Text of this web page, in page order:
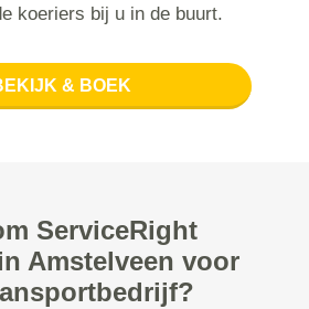
koeriers bij u in de buurt.
& BOEK
ServiceRight
Amstelveen voor